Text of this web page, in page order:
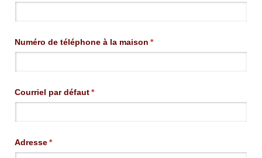
Numéro de téléphone à la maison *
(requis)
Courriel par défaut*
(requis)
Adresse*
(requis)